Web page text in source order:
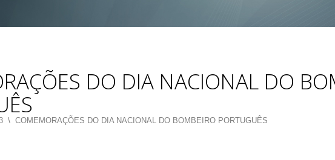
DO DIA NACIONAL DO
\ COMEMORAÇÕES DO DIA NACIONAL DO BOMBEIRO PORTUGUÊS